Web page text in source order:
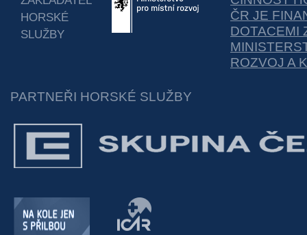
HORSKÉ
SLUŽBY
ČR JE
DOTACEMI
ROZVOJ A
PARTNEŘI HORSKÉ SLUŽBY